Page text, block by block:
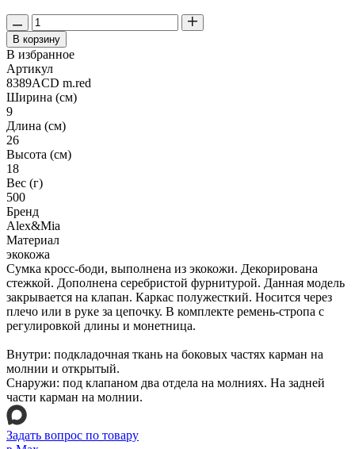
В корзину
В избранное
Артикул
8389ACD m.red
Ширина (см)
9
Длина (см)
26
Высота (см)
18
Вес (г)
500
Бренд
Alex&Mia
Материал
экокожа
Сумка кросс-боди, выполнена из экокожи. Декорирована
стежкой. Дополнена серебристой фурнитурой. Данная модель
закрывается на клапан. Каркас полужесткий. Носится через
плечо или в руке за цепочку. В комплекте ремень-стропа с
регулировкой длины и монетница.
Внутри: подкладочная ткань на боковых частях карман на
молнии и открытый.
Снаружи: под клапаном два отдела на молниях. На задней
части карман на молнии.
Задать вопрос по товару